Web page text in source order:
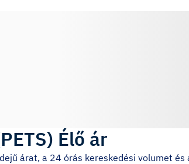
PETS) Élő ár
árat, a 24 órás kereskedési volumet